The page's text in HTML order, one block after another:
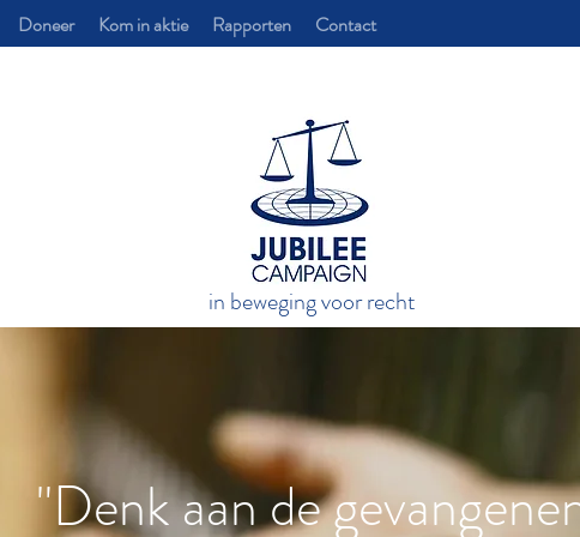
Doneer Kom in aktie Rapporten Contact
"Denk aan de
in beweging voor recht